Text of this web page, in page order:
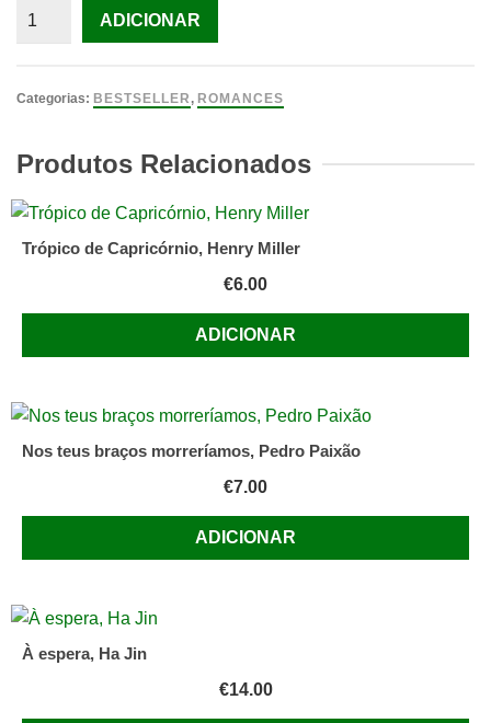
Quantidade
Joanne
ADICIONAR
Categorias: BESTSELLER , ROMANCES
Produtos Relacionados
Trópico de Capricórnio, Henry Miller
€6.00
ADICIONAR
Nos teus braços morreríamos, Pedro Paixão
€7.00
ADICIONAR
À espera, Ha Jin
€14.00